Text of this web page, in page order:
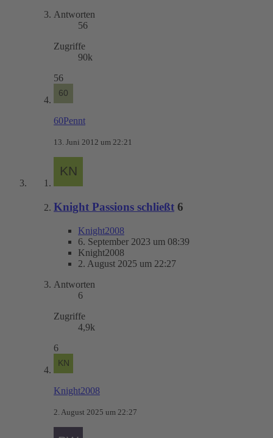
Antworten
56
Zugriffe
90k
56
60Pennt
13. Juni 2012 um 22:21
Knight Passions schließt 6
Knight2008
6. September 2023 um 08:39
Knight2008
2. August 2025 um 22:27
Antworten
6
Zugriffe
4,9k
6
Knight2008
2. August 2025 um 22:27